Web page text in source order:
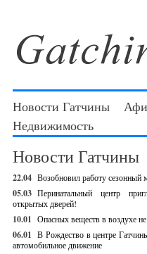
Новости Гатчины
Недвижимость
Новости Гатчины
22.04 Возобновил работу
05.03 Перинатальный центр
открытых дверей!
10.01 Опасных веществ в воздухе
06.01 В Рождество в центре
автомобильное движение